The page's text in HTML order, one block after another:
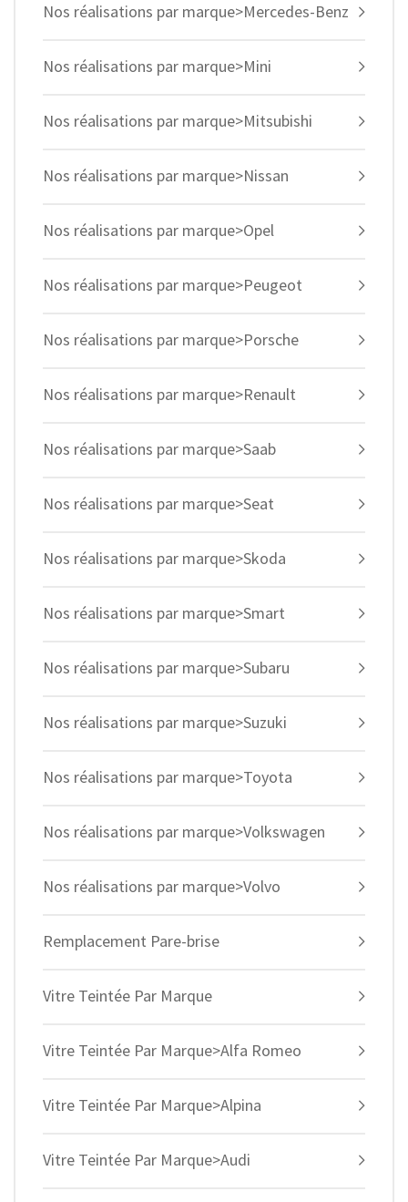
Nos réalisations par marque>Mercedes-Benz
Nos réalisations par marque>Mini
Nos réalisations par marque>Mitsubishi
Nos réalisations par marque>Nissan
Nos réalisations par marque>Opel
Nos réalisations par marque>Peugeot
Nos réalisations par marque>Porsche
Nos réalisations par marque>Renault
Nos réalisations par marque>Saab
Nos réalisations par marque>Seat
Nos réalisations par marque>Skoda
Nos réalisations par marque>Smart
Nos réalisations par marque>Subaru
Nos réalisations par marque>Suzuki
Nos réalisations par marque>Toyota
Nos réalisations par marque>Volkswagen
Nos réalisations par marque>Volvo
Remplacement Pare-brise
Vitre Teintée Par Marque
Vitre Teintée Par Marque>Alfa Romeo
Vitre Teintée Par Marque>Alpina
Vitre Teintée Par Marque>Audi